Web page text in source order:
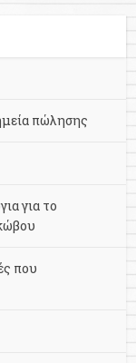
πώλησης
για το
που